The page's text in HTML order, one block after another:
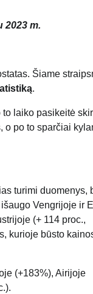
2023 m.
Šiame
.
laiko pasikeitė
o po to sparčiai
turimi duomenys,
Vengrijoje ir
(+ 114 proc.,
kurioje būsto
(+183%), Airijoje